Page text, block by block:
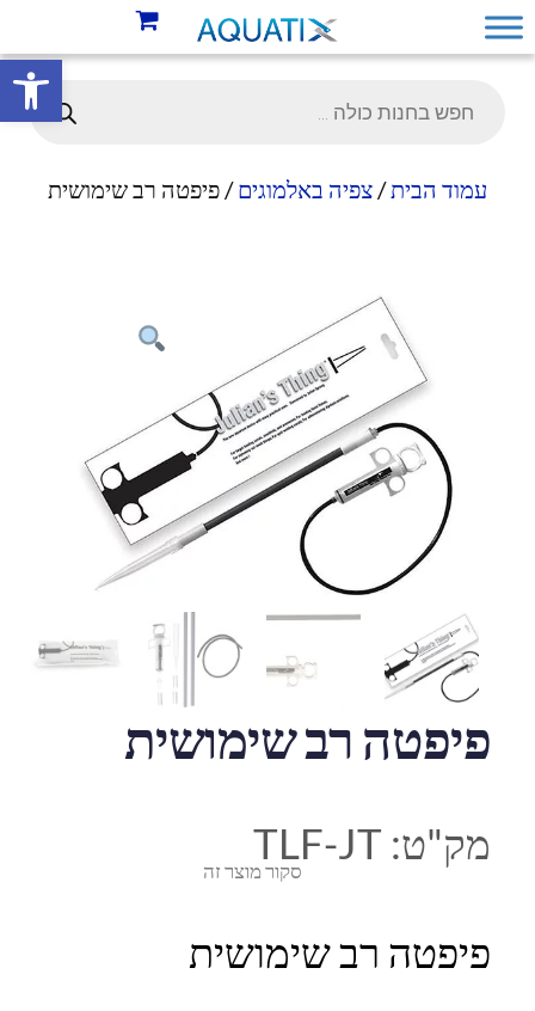
פתח
עמוד הבית/צפיה באלמוגים/ פיפטה רב שימושית
פיפטה רב שימושית
סקור מוצר זה
מק"ט: TLF-JT
פיפטה רב שימושית